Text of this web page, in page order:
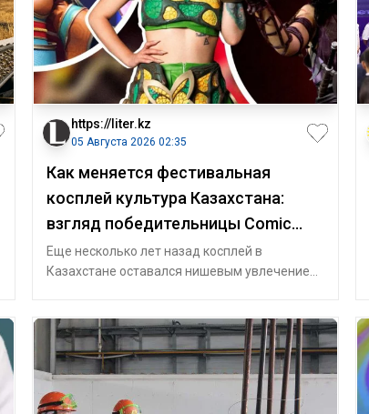
https://liter.kz
05 Августа 2026 02:35
Как меняется фестивальная
косплей культура Казахстана:
взгляд победительницы Comic
Con Astana
Еще несколько лет назад косплей в
Казахстане оставался нишевым увлечением.